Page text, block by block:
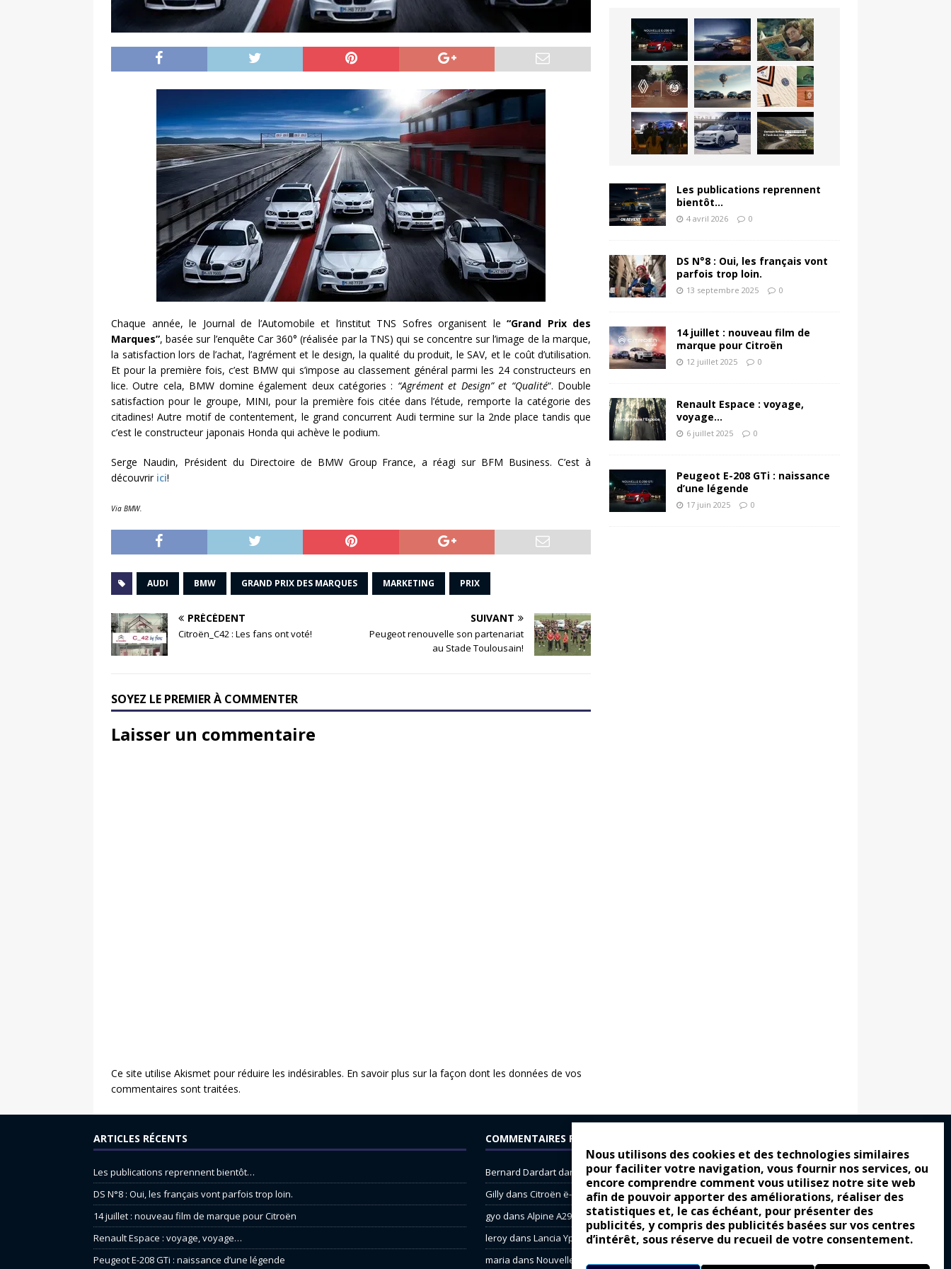
Nous utilisons des cookies et des technologies similaires
pour faciliter votre navigation, vous fournir nos services, ou
encore comprendre comment vous utilisez notre site web
afin de pouvoir apporter des améliorations, réaliser des
statistiques et, le cas échéant, pour présenter des
publicités, y compris des publicités basées sur vos centres
d’intérêt, sous réserve du recueil de votre consentement.
Chaque année, le Journal de l’Automobile et l’institut TNS Sofres organisent le“Grand Prix des
Marques”, basée sur l’enquête Car 360° (réalisée par la TNS) qui se concentre sur l’image de la marque,
la satisfaction lors de l’achat, l’agrément et le design, la qualité du produit, le SAV, et le coût d’utilisation.
Et pour la première fois, c’est BMW qui s’impose au classement général parmi les 24 constructeurs en
lice. Outre cela, BMW domine également deux catégories : “Agrément et Design” et “Qualité“. Double
satisfaction pour le groupe, MINI, pour la première fois citée dans l’étude, remporte la catégorie des
citadines! Autre motif de contentement, le grand concurrent Audi termine sur la 2nde place tandis que
c’est le constructeur japonais Honda qui achève le podium.
Serge Naudin, Président du Directoire de BMW Group France, a réagi sur BFM Business. C’est à
découvrir ici!
Via BMW.
AUDI BMW GRAND PRIX DES MARQUES MARKETING PRIX
PRÉCÉDENT
Citroën_C42 : Les fans ont voté!
SUIVANT
Peugeot renouvelle son partenariat
au Stade Toulousain!
SOYEZ LE PREMIER À COMMENTER
Laisser un commentaire
Ce site utilise Akismet pour réduire les indésirables. En savoir plus sur la façon dont les données de vos
commentaires sont traitées.
Les publications reprennent
bientôt…
4 avril 2026 0
DS N°8 : Oui, les français vont
parfois trop loin.
13 septembre 2025 0
14 juillet : nouveau film de
marque pour Citroën
12 juillet 2025 0
Renault Espace : voyage,
voyage…
6 juillet 2025 0
Peugeot E-208 GTi : naissance
d’une légende
17 juin 2025 0
ARTICLES RÉCENTS
Les publications reprennent bientôt…
DS N°8 : Oui, les français vont parfois trop loin.
14 juillet : nouveau film de marque pour Citroën
Renault Espace : voyage, voyage…
Peugeot E-208 GTi : naissance d’une légende
COMMENTAIRES RÉCENTS
Bernard Dardartdans
Dacia Sandero : pour les gens vrais
Gillydans Citroën ë-C3 : la révolution a commencé
gyo dans Alpine A290 : L’irrésistible attraction de la légèreté
leroydans Lancia Ypsilon : naturellement envoûtante ?
maria dans Nouvelle Opel Corsa : Yes of Corsa !